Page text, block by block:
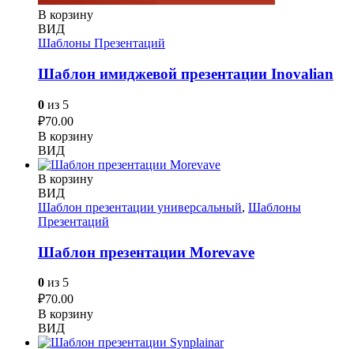
В корзину
ВИД
Шаблоны Презентаций
Шаблон имиджевой презентации Inovalian
0 из 5
₽70.00
В корзину
ВИД
В корзину
ВИД
Шаблон презентации универсальный, Шаблоны
Презентаций
Шаблон презентации Morevave
0 из 5
₽70.00
В корзину
ВИД